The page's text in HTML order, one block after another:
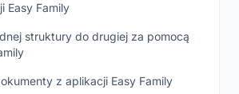
Easy Family
struktury do drugiej za pomocą
z aplikacji Easy Family